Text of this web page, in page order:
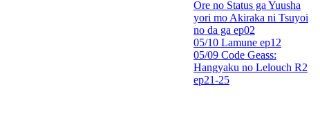
Ore no Status ga Yuusha
yori mo Akiraka ni Tsuyoi
no da ga ep02
05/10 Lamune ep12
05/09 Code Geass:
Hangyaku no Lelouch R2
ep21-25